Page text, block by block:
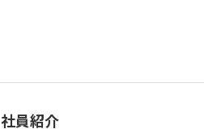
社員紹介